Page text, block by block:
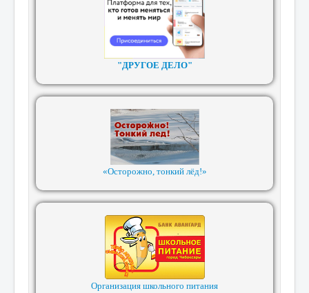
"ДРУГОЕ ДЕЛО"
«Осторожно, тонкий лёд!»
Организация школьного питания